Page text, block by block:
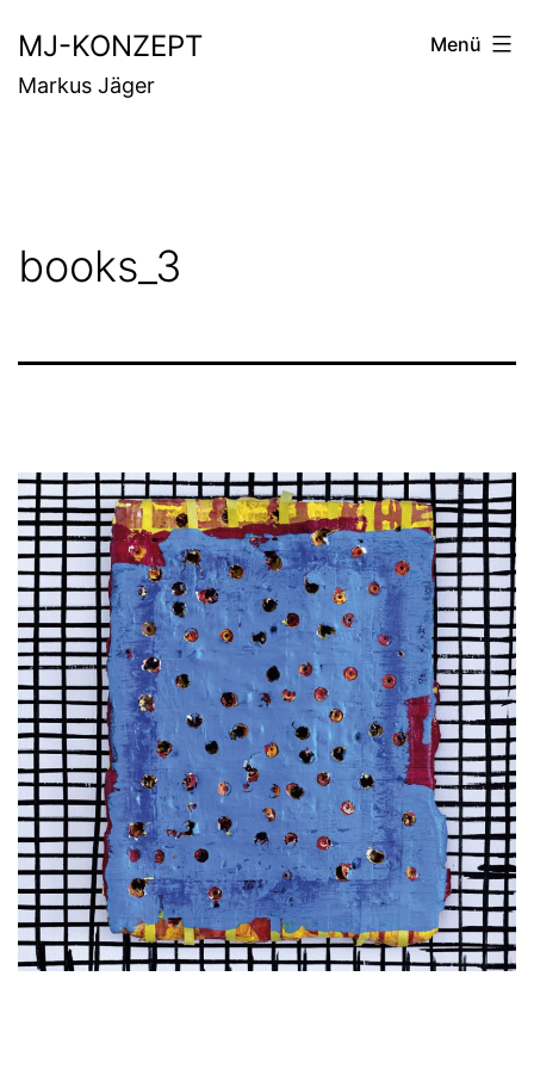
Inhalt
springen
MJ-KONZEPT
Markus Jäger
Menü
books_3